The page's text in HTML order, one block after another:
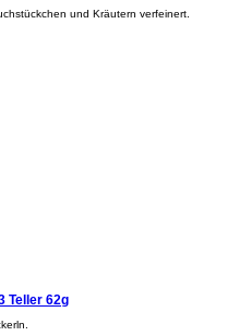
und Kräutern verfeinert.
Teller 62g